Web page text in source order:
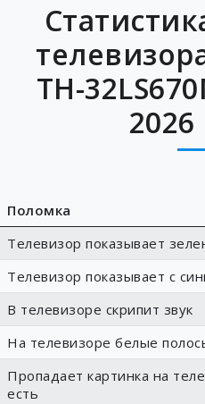
TH-
2026
Поломка
Телевизор показывает
Телевизор показывает с
В телевизоре скрипит звук
На телевизоре белые
Пропадает картинка на
есть